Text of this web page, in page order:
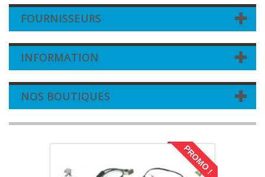
FOURNISSEURS
INFORMATION
NOS BOUTIQUES
PROMO !